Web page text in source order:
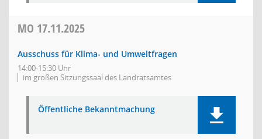
MO 17.11.2025
Ausschuss für Klima- und Umweltfragen
14:00-15:30 Uhr
im großen Sitzungssaal des Landratsamtes
Öffentliche Bekanntmachung